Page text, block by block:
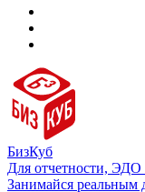
БизКуб
Для отчетности,
Занимайся реальным